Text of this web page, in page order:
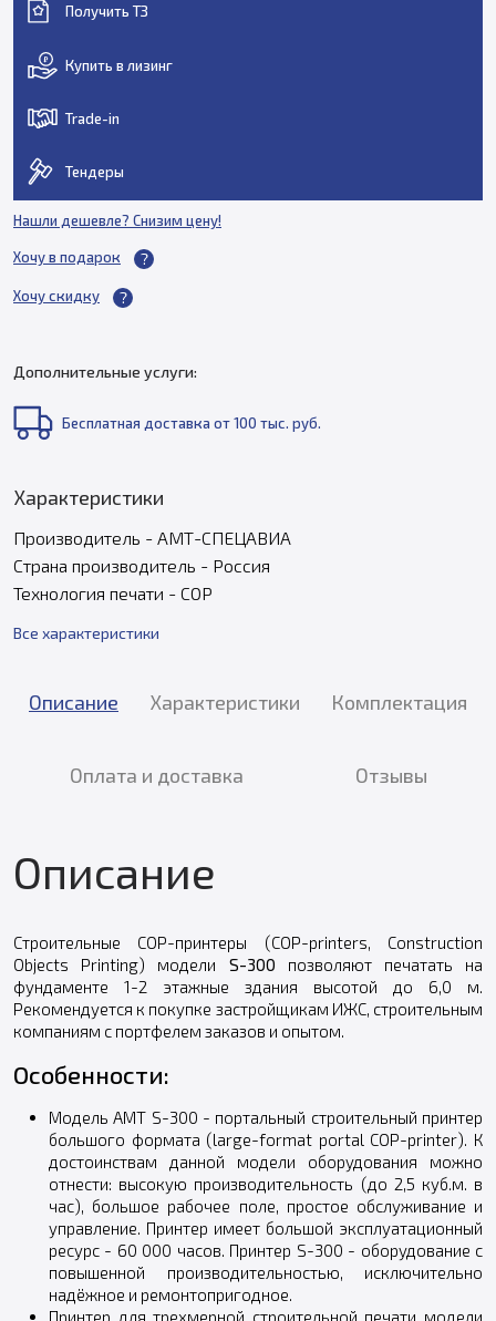
Получить ТЗ
Купить в лизинг
Trade-in
Тендеры
Нашли дешевле? Снизим цену!
Хочу в подарок
Хочу скидку
Дополнительные услуги:
Бесплатная доставка от 100 тыс. руб.
Характеристики
Производитель - АМТ-СПЕЦАВИА
Страна производитель - Россия
Технология печати - COP
Все характеристики
Описание Характеристики Комплектация
Оплата и доставка Отзывы
Описание
Строительные СОР-принтеры (COP-printers, Construction
Objects Printing) модели S-300 позволяют печатать на
фундаменте 1-2 этажные здания высотой до 6,0 м.
Рекомендуется к покупке застройщикам ИЖС, строительным
компаниям с портфелем заказов и опытом.
Особенности:
Модель АМТ S-300 - портальный строительный принтер
большого формата (large-format portal COP-printer). К
достоинствам данной модели оборудования можно
отнести: высокую производительность (до 2,5 куб.м. в
час), большое рабочее поле, простое обслуживание и
управление. Принтер имеет большой эксплуатационный
ресурс - 60 000 часов. Принтер S-300 - оборудование с
повышенной производительностью, исключительно
надёжное и ремонтопригодное.
Принтер для трехмерной строительной печати модели